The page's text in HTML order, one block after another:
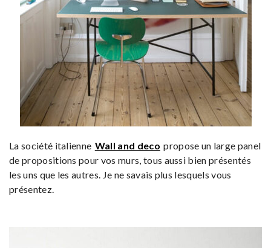
La société italienne Wall and deco propose un large panel
de propositions pour vos murs, tous aussi bien présentés
les uns que les autres. Je ne savais plus lesquels vous
présentez.